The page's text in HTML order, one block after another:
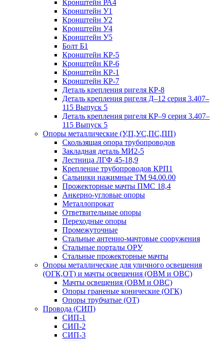
Кронштейн РА4
Кронштейн У1
Кронштейн У2
Кронштейн У4
Кронштейн У5
Болт Б1
Кронштейн КР-5
Кронштейн КР-6
Кронштейн КР-1
Кронштейн КР-7
Деталь крепления ригеля КР‑8
Деталь крепления ригеля Д–12 серия 3.407–
115 Выпуск 5
Деталь крепления ригеля КР–9 серия 3.407–
115 Выпуск 5
Опоры металлические (У,П,УС,ПС,ПП)
Скользящая опора трубопроводов
Закладная деталь МИ2-5
Лестница ЛГФ 45-18,9
Крепление трубопроводов КРП1
Сальники нажимные ТМ 94.00.00
Прожекторные мачты ПМС 18,4
Анкерно-угловые опоры
Металлопрокат
Ответвительные опоры
Переходные опоры
Промежуточные
Стальные антенно-мачтовые сооружения
Стальные порталы ОРУ
Стальные прожекторные мачты
Опоры металлические для уличного освещения
(ОГК,ОТ) и мачты освещения (ОВМ и ОВС)
Мачты освещения (ОВМ и ОВС)
Опоры граненые конические (ОГК)
Опоры трубчатые (ОТ)
Провода (СИП)
СИП-1
СИП-2
СИП-3